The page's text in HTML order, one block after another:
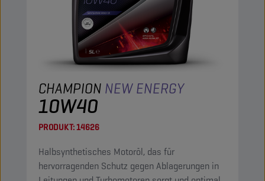
CHAMPION NEW ENERGY
10W40
PRODUKT:14626
Halbsynthetisches Motoröl, das für
hervorragenden Schutz gegen Ablagerungen in